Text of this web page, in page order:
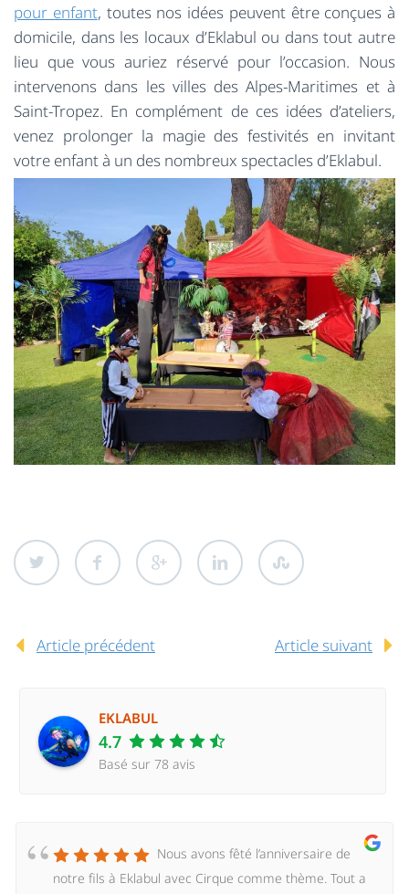
pour enfant, toutes nos idées peuvent être conçues à
domicile, dans les locaux d’Eklabul ou dans tout autre
lieu que vous auriez réservé pour l’occasion. Nous
intervenons dans les villes des Alpes-Maritimes et à
Saint-Tropez. En complément de ces idées d’ateliers,
venez prolonger la magie des festivités en invitant
votre enfant à un des nombreux spectacles d’Eklabul.
Article précédent Article suivant
EKLABUL
4.7
Basé sur 78 avis
Nous avons fêté l’anniversaire de
notre fils à Eklabul avec Cirque comme thème. Tout a